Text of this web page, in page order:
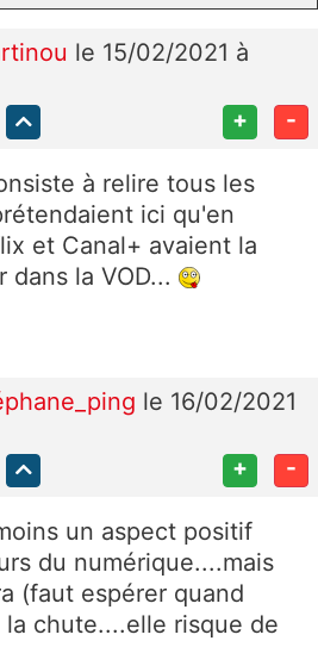
le 15/02/2021 à
+ -
à relire tous les
ici qu'en
et Canal+ avaient la
dans la VOD...
le 16/02/2021
+ -
un aspect positif
du numérique....mais
(faut espérer quand
chute....elle risque de